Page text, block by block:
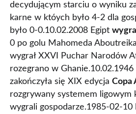
decydującym starciu o wyniku
karne w któych było 4-2 dla
było 0-0.10.02.2008 Egipt
0 po golu Mahomeda
wygrał XXVI Puchar Narodów
rozegrano w
zakończyła się XIX edycja Copa
rozgrywany systemem ligowym
wygrali gospodarze.1985-02-10